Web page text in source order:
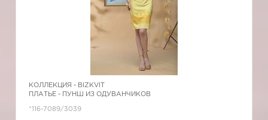
КОЛЛЕКЦИЯ - BIZKVIT
ПЛАТЬЕ - ПУНШ ИЗ ОДУВАНЧИКОВ
*116-7089/3039